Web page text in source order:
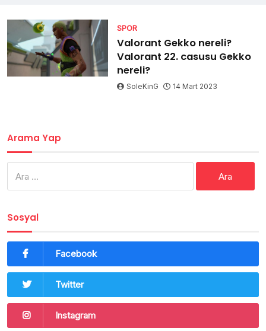
SPOR
Valorant Gekko nereli?
Valorant 22. casusu Gekko
nereli?
SoleKinG 14 Mart 2023
Arama Yap
Sosyal
Facebook
Twitter
Instagram